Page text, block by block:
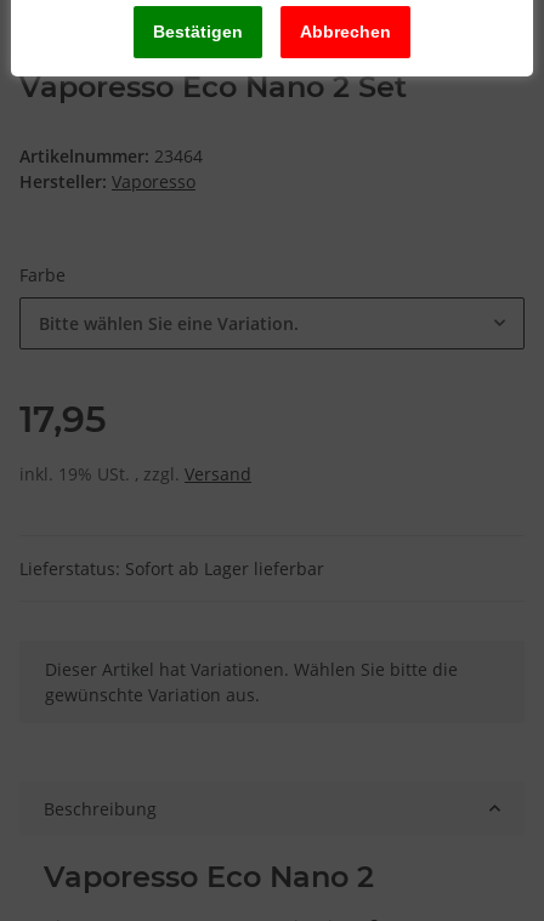
Vaporesso Eco Nano 2 Set
Artikelnummer: 23464
Hersteller: Vaporesso
Farbe
Bitte wählen Sie eine Variation.
17,95
inkl. 19% USt. , zzgl. Versand
Lieferstatus: Sofort ab Lager lieferbar
x
Dieser Artikel hat Variationen. Wählen Sie bitte die
gewünschte Variation aus.
Beschreibung
Vaporesso Eco Nano 2